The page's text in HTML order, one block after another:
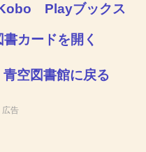
Playブックス
カードを開く
青空図書館に戻る
広告